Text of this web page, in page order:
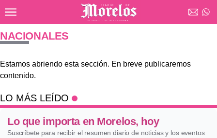
Diario de Morelos
NACIONALES
Estamos abriendo esta sección. En breve publicaremos
contenido.
LO MÁS LEÍDO
Lo que importa en Morelos, hoy
Suscríbete para recibir el resumen diario de noticias y los eventos